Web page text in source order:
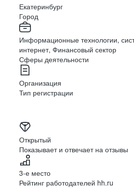
Екатеринбург
Город
Информационные технологии,
интернет, Финансовый сектор
Сферы деятельности
Организация
Тип регистрации
Открытый
Показывает и отвечает на отзывы
3-е место
Рейтинг работодателей hh.ru